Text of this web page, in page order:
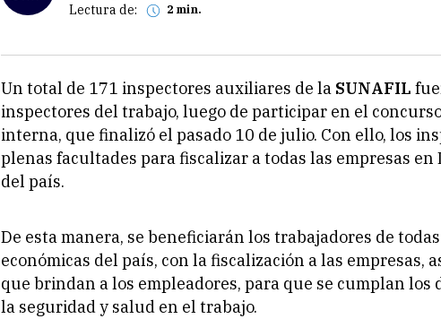
Lectura de: 2 min.
Un total de 171 inspectores auxiliares de la SUNAFIL
inspectores del trabajo, luego de participar en el
interna, que finalizó el pasado 10 de julio. Con ello, los
plenas facultades para fiscalizar a todas las empresas en
del país.
De esta manera, se beneficiarán los trabajadores de
económicas del país, con la fiscalización a las empresas,
que brindan a los empleadores, para que se cumplan los
la seguridad y salud en el trabajo.